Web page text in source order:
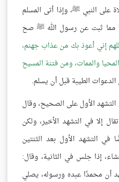
على النبي ﷺ، وإذا أتى المسلم
مما ثبت عن رسول الله ﷺ صح
إني أعوذ بك من عذاب جهنم،
والممات، ومن فتنة المسيح
الطيبة قبل أن يسلم.
الأول على الصحيح، وقال
إلا في التشهد الأخير، ولكن
في التشهد الأول بعد الثنتين
إذا جلس في الثانية، وقال:
أن محمدًا عبده ورسوله، يصلي